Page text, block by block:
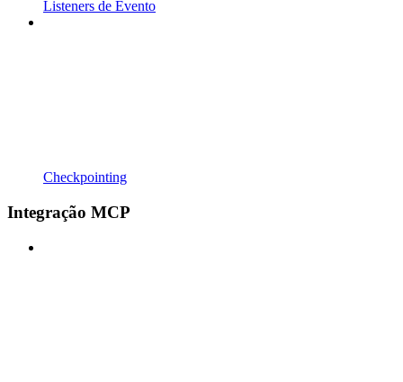
Listeners de Evento
Checkpointing
Integração MCP